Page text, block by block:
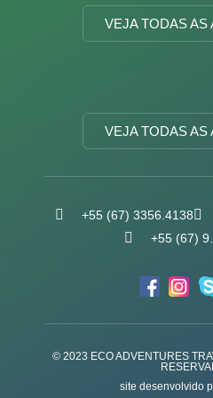
VEJA TODAS AS
VEJA TODAS AS
+55 (67) 3356.4138
+55 (67)
© 2023 ECO ADVENTURES
site desenvolvido